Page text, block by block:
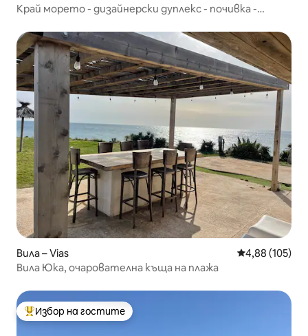
Край морето - дизайнерски дуплекс - почивка -
Вила – Vias Средна
4,88 (105)
Вила Юка, очарователна къща на плажа
Най-популярен избор на гостите
Избор на гостите